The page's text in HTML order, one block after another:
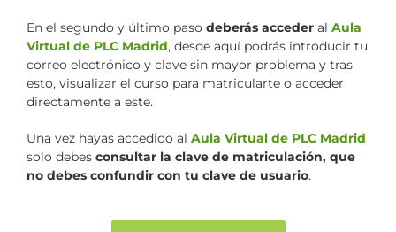
En el segundo y último paso deberás acceder al Aula
Virtual de PLC Madrid, desde aquí podrás introducir tu
correo electrónico y clave sin mayor problema y tras
esto, visualizar el curso para matricularte o acceder
directamente a este.
Una vez hayas accedido al Aula Virtual de PLC Madrid
solo debes consultar la clave de matriculación, que
no debes confundir con tu clave de usuario.